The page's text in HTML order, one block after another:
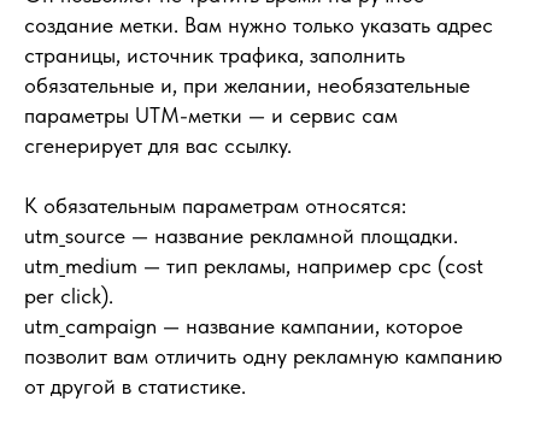
создание метки. Вам нужно только указать адрес
страницы, источник трафика, заполнить
обязательные и, при желании, необязательные
параметры UTM-метки — и сервис сам
сгенерирует для вас ссылку.
К обязательным параметрам относятся:
utm_source — название рекламной площадки.
utm_medium — тип рекламы, например cpc (cost
per click).
utm_campaign — название кампании, которое
позволит вам отличить одну рекламную кампанию
от другой в статистике.